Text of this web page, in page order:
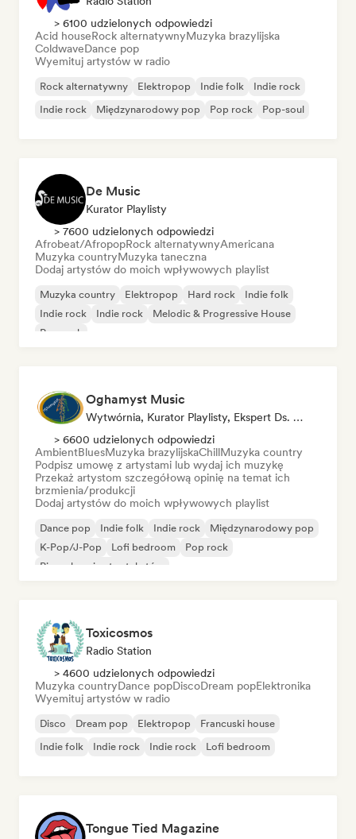
> 6100 udzielonych odpowiedzi
Acid houseRock alternatywnyMuzyka brazylijska
ColdwaveDance pop
Wyemituj artystów w radio
Rock alternatywny Elektropop Indie folk
Indie rock
Indie rock
Międzynarodowy pop Pop rock Pop-soul
De Music
Kurator Playlisty
> 7600 udzielonych odpowiedzi
Afrobeat/AfropopRock alternatywnyAmericana
Muzyka countryMuzyka taneczna
Dodaj artystów do moich wpływowych playlist
Muzyka country Elektropop Hard rock
Indie folk
Indie rock
Indie rock
Melodic & Progressive House
Pop rock
Oghamyst Music
Wytwórnia, Kurator Playlisty, Ekspert Ds. Dźwięku
> 6600 udzielonych odpowiedzi
AmbientBluesMuzyka brazylijskaChillMuzyka country
Podpisz umowę z artystami lub wydaj ich muzykę
Przekaż artystom szczegółową opinię na temat ich
brzmienia/produkcji
Dodaj artystów do moich wpływowych playlist
Dance pop Indie folk Indie rock
Międzynarodowy pop
K-Pop/J-Pop
Lofi bedroom
Pop rock
Piosenkarz i autor tekstów
Toxicosmos
Radio Station
> 4600 udzielonych odpowiedzi
Muzyka countryDance popDiscoDream popElektronika
Wyemituj artystów w radio
Disco Dream pop Elektropop
Francuski house
Indie folk
Indie rock Indie rock Lofi bedroom
Tongue Tied Magazine